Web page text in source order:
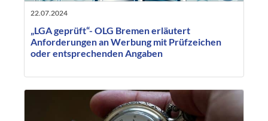
22.07.2024
„LGA geprüft“- OLG Bremen erläutert
Anforderungen an Werbung mit Prüfzeichen
oder entsprechenden Angaben